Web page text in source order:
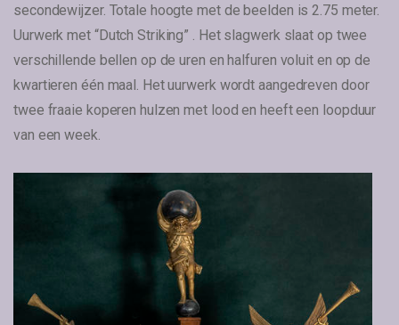
secondewijzer. Totale hoogte met de beelden is 2.75 meter.
Uurwerk met “Dutch Striking” . Het slagwerk slaat op twee
verschillende bellen op de uren en halfuren voluit en op de
kwartieren één maal. Het uurwerk wordt aangedreven door
twee fraaie koperen hulzen met lood en heeft een loopduur
van een week.